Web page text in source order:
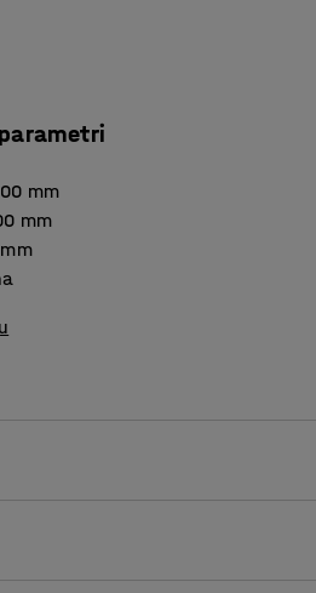
mm
mm
mm
risku un pasargā grīdu no